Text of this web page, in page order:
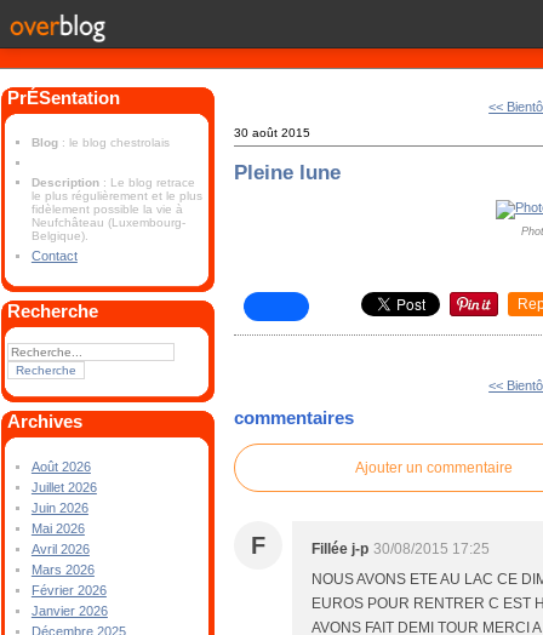
PrÉSentation
Blog : le blog chestrolais
Description : Le blog retrace
le plus régulièrement et le plus
fidèlement possible la vie à
Neufchâteau (Luxembourg-
Belgique).
Contact
Recherche
Archives
Août 2026
Juillet 2026
Juin 2026
Mai 2026
Avril 2026
Mars 2026
Février 2026
Janvier 2026
Décembre 2025
<<
30 août 2015
Pleine lune
<<
commentaires
Ajouter un commentaire
F Fillée j-p 30/08/2015 17:25
NOUS AVONS ETE AU LAC CE
EUROS POUR RENTRER C EST
AVONS FAIT DEMI TOUR MERCI